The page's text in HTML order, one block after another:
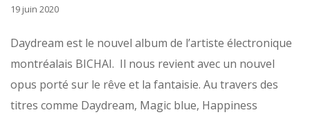
19 juin 2020
Daydream est le nouvel album de l’artiste électronique
montréalais BICHAI. Il nous revient avec un nouvel
opus porté sur le rêve et la fantaisie. Au travers des
titres comme Daydream, Magic blue, Happiness